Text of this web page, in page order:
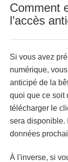
Comment
l’accès
Si vous avez
numérique,
anticipé de la
quoi que ce soit
télécharger le
sera disponible.
données
À l'inverse, si